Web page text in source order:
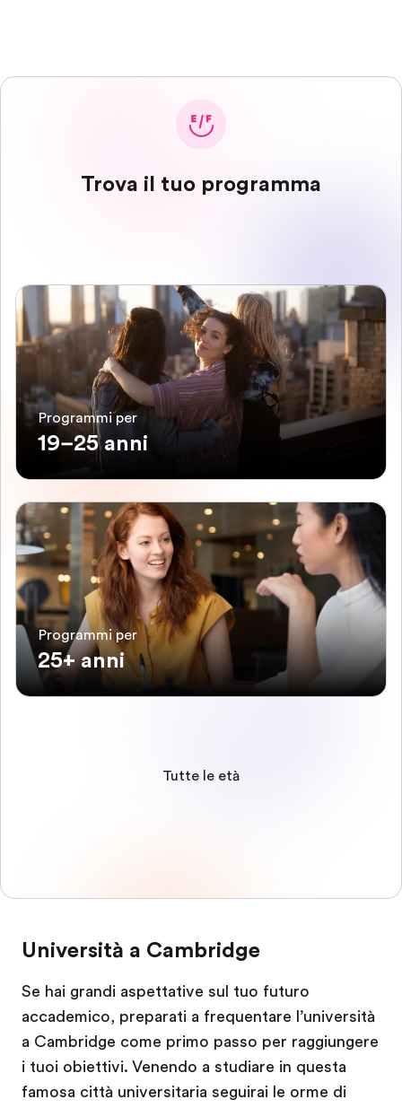
Trova il tuo programma
Programmi per
19–25 anni
Programmi per
25+ anni
Tutte le età
Università a Cambridge
Se hai grandi aspettative sul tuo futuro
accademico, preparati a frequentare l’università
a Cambridge come primo passo per raggiungere
i tuoi obiettivi. Venendo a studiare in questa
famosa città universitaria seguirai le orme di